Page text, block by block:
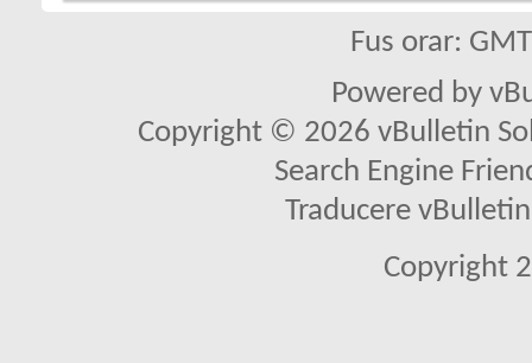
Fus orar:
Powered by
Copyright © 2026 vBulletin
Search Engine
Traducere
Copyright